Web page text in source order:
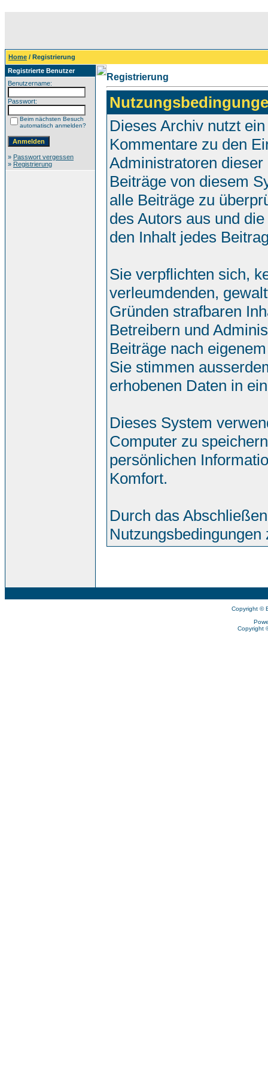
Home / Registrierung
Registrierte Benutzer
Benutzername:
Passwort:
Beim nächsten Besuch
automatisch anmelden?
» Passwort vergessen
» Registrierung
Registrierung
Dieses Archiv nutzt
Kommentare zu den
Administratoren
Beiträge von diesem
alle Beiträge zu
des Autors aus und
den Inhalt jedes
Sie verpflichten sich,
verleumdenden,
Gründen strafbaren
Betreibern und
Beiträge nach
Sie stimmen
erhobenen Daten in
Dieses System
Computer zu
persönlichen
Komfort.
Durch das
Nutzungsbedingungen
Copyright ©
Copyright